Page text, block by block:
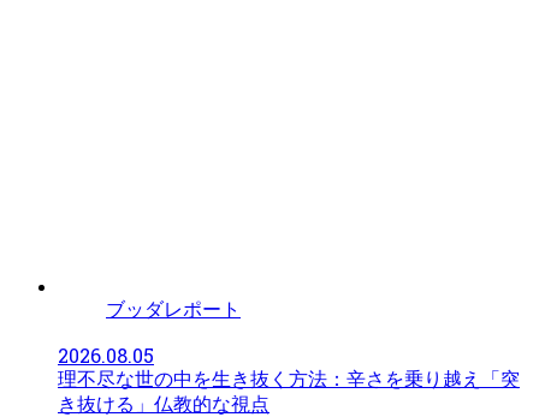
ブッダレポート
2026.08.05
理不尽な世の中を生き抜く方法：辛さを乗り越え「突
き抜ける」仏教的な視点